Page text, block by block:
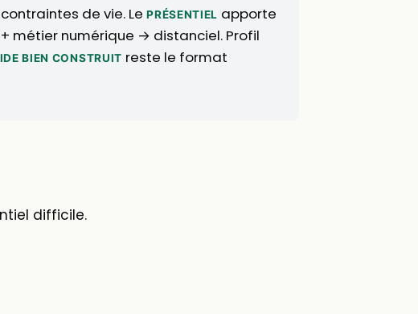
de vie. LePRÉSENTIEL apporte
métier numérique → distanciel. Profil
BIEN CONSTRUIT reste le format
difficile.